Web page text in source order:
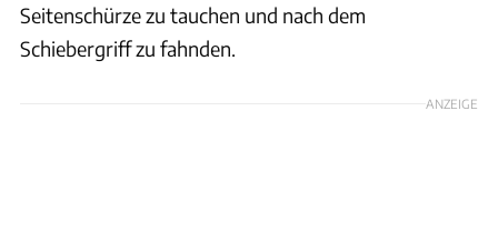
Seitenschürze zu tauchen und nach dem
Schiebergriff zu fahnden.
ANZEIGE